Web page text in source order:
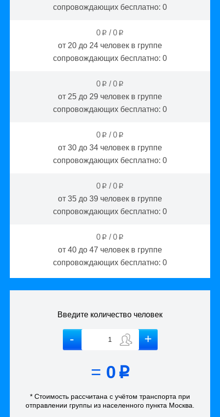
сопровождающих бесплатно: 0
0 p /0 p
от 20 до 24 человек в группе
сопровождающих бесплатно: 0
0 p /0 p
от 25 до 29 человек в группе
сопровождающих бесплатно: 0
0 p /0 p
от 30 до 34 человек в группе
сопровождающих бесплатно: 0
0 p /0 p
от 35 до 39 человек в группе
сопровождающих бесплатно: 0
0 p /0 p
от 40 до 47 человек в группе
сопровождающих бесплатно: 0
Введите количество человек
= 0 p
* Стоимость рассчитана с учётом транспорта при
отправлении группы из населенного пункта Москва